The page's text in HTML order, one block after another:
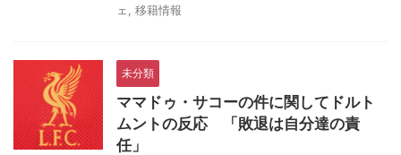
ェ
移籍情報
未分類
ママドゥ・サコーの件に関してドルト
ムントの反応 「敗退は自分達の責
任」